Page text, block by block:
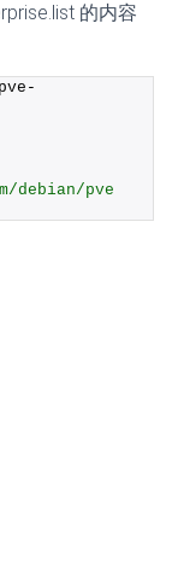
的内容
debian/pve